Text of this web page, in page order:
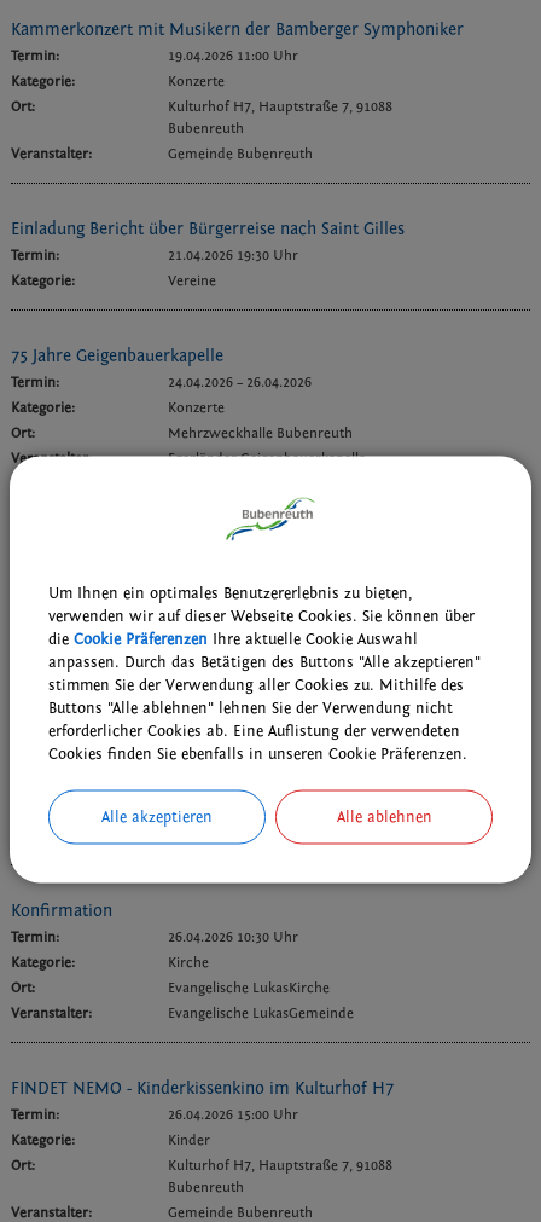
Kammerkonzert mit Musikern der Bamberger Symphoniker
Termin:
19.04.2026 11:00 Uhr
Kategorie:
Konzerte
Ort:
Kulturhof H7, Hauptstraße 7, 91088
Bubenreuth
Veranstalter:
Gemeinde Bubenreuth
Einladung Bericht über Bürgerreise nach Saint Gilles
Termin:
21.04.2026 19:30 Uhr
Kategorie:
Vereine
75 Jahre Geigenbauerkapelle
Termin: 24.04.2026 – 26.04.2026
Kategorie:
Konzerte
Ort:
Mehrzweckhalle Bubenreuth
Veranstalter:
Egerländer Geigenbauerkapelle
Suppkultur - Ein neuer Begegnungsort in Bubenreuth
Kategorie:
Verschiedenes
Pfarrsaal der Katholischen Kirche Bubenreuth,
Birkenallee 60
Veranstalter:
Suppkultur
DAV - Querbeet-Wanderung
Termin:
26.04.2026
Nähere Auskünfte bei Barbara Willers.
Veranstalter:
DAV - Sektion Eger und Egerland
Konfirmation
Termin:
26.04.2026 10:30 Uhr
Kategorie:
Kirche
Ort:
Evangelische LukasKirche
Veranstalter:
Evangelische LukasGemeinde
FINDET NEMO - Kinderkissenkino im Kulturhof H7
Termin:
26.04.2026 15:00 Uhr
Kategorie:
Kinder
Ort:
Kulturhof H7, Hauptstraße 7, 91088
Bubenreuth
Veranstalter:
Gemeinde Bubenreuth
Um Ihnen ein optimales Benutzererlebnis zu bieten,
verwenden wir auf dieser Webseite Cookies. Sie können über
die Cookie Präferenzen Ihre aktuelle Cookie Auswahl
anpassen. Durch das Betätigen des Buttons "Alle akzeptieren"
stimmen Sie der Verwendung aller Cookies zu. Mithilfe des
Buttons "Alle ablehnen" lehnen Sie der Verwendung nicht
erforderlicher Cookies ab. Eine Auflistung der verwendeten
Cookies finden Sie ebenfalls in unseren Cookie Präferenzen.
Alle akzeptieren Alle ablehnen